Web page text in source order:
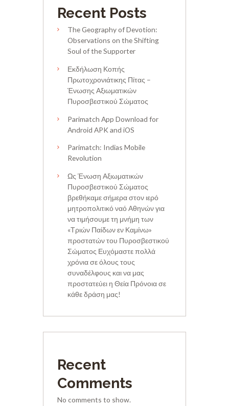
Recent Posts
The Geography of Devotion:
Observations on the Shifting
Soul of the Supporter
Εκδήλωση Κοπής
Πρωτοχρονιάτικης Πίτας –
Ένωσης Αξιωματικών
Πυροσβεστικού Σώματος
Parimatch App Download for
Android APK and iOS
Parimatch: Indias Mobile
Revolution
Ως Ένωση Αξιωματικών
Πυροσβεστικού Σώματος
βρεθήκαμε σήμερα στον ιερό
μητροπολιτικό ναό Αθηνών για
να τιμήσουμε τη μνήμη των
«Τριών Παίδων εν Καμίνω»
προστατών του Πυροσβεστικού
Σώματος Ευχόμαστε πολλά
χρόνια σε όλους τους
συναδέλφους και να μας
προστατεύει η Θεία Πρόνοια σε
κάθε δράση μας!
Recent
Comments
No comments to show.